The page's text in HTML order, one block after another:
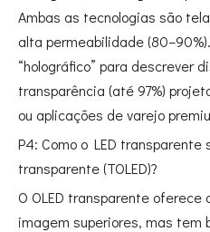
Ambas as tecnologias são
alta permeabilidade
“holográfico” para descrever
transparência (até 97%)
ou aplicações de varejo
P4: Como o LED transparente
transparente (TOLED)?
O OLED transparente
imagem superiores, mas tem